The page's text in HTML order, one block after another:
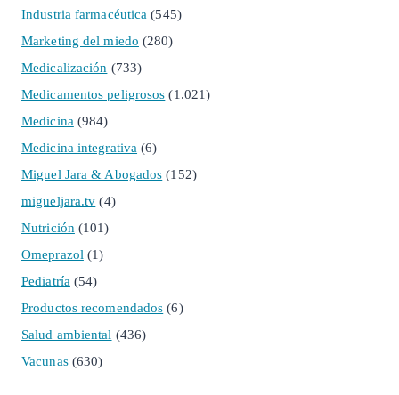
Industria farmacéutica (545)
Marketing del miedo (280)
Medicalización (733)
Medicamentos peligrosos (1.021)
Medicina (984)
Medicina integrativa (6)
Miguel Jara & Abogados (152)
migueljara.tv (4)
Nutrición (101)
Omeprazol (1)
Pediatría (54)
Productos recomendados (6)
Salud ambiental (436)
Vacunas(630)